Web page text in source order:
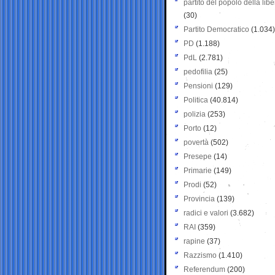
partito del popolo della
(30)
Partito Democratico (1.034)
PD (1.188)
PdL (2.781)
pedofilia (25)
Pensioni (129)
Politica (40.814)
polizia (253)
Porto (12)
povertà (502)
Presepe (14)
Primarie (149)
Prodi (52)
Provincia (139)
radici e valori (3.682)
RAI (359)
rapine (37)
Razzismo (1.410)
Referendum (200)